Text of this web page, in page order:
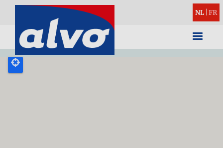
NL FR